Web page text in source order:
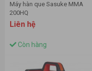
Máy hàn que Sasuke MMA
200HQ
Liên hệ
Còn hàng